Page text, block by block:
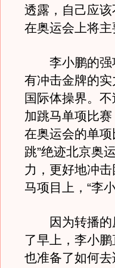
透露，自己应
在奥运会上将主
李小鹏的强
有冲击金牌的实
国际体操界。
加跳马单项比
在奥运会的单
跳”绝迹北京奥
力，更好地冲
马项目上，“李
因为转播的
了早上，李小
也准备了如何